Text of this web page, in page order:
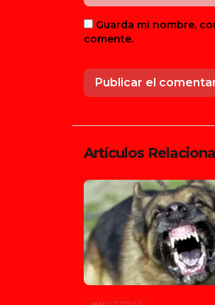
Guarda mi nombre,
comente.
Artículos